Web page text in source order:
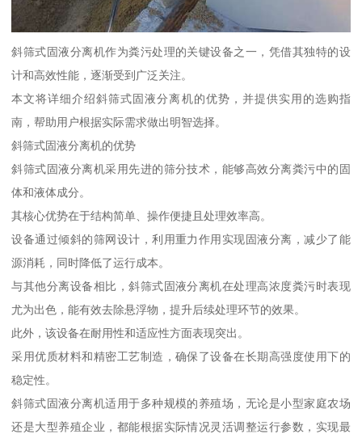
斜筛式固液分离机作为粪污处理的关键设备之一，凭借其独特的设
计和高效性能，逐渐受到广泛关注。
本文将详细介绍斜筛式固液分离机的优势，并提供实用的选购指
南，帮助用户根据实际需求做出明智选择。
斜筛式固液分离机的优势
斜筛式固液分离机采用先进的筛分技术，能够高效分离粪污中的固
体和液体成分。
其核心优势在于结构简单、操作便捷且处理效率高。
设备通过倾斜的筛网设计，利用重力作用实现固液分离，减少了能
源消耗，同时降低了运行成本。
与其他分离设备相比，斜筛式固液分离机在处理高浓度粪污时表现
尤为出色，能有效去除悬浮物，提升后续处理环节的效果。
此外，该设备在耐用性和适应性方面表现突出。
采用优质材料和精密工艺制造，确保了设备在长期高强度使用下的
稳定性。
斜筛式固液分离机适用于多种规模的养殖场，无论是小型家庭农场
还是大型养殖企业，都能根据实际情况灵活调整运行参数，实现最